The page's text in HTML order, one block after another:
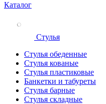
Каталог
Стулья
Стулья обеденные
Стулья кованые
Стулья пластиковые
Банкетки и табуреты
Стулья барные
Стулья складные